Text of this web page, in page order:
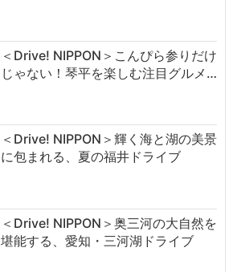
＜Drive! NIPPON＞こんぴら参りだけ
じゃない！琴平を楽しむ注目グルメ…
＜Drive! NIPPON＞輝く海と湖の美景
に包まれる、夏の福井ドライブ
＜Drive! NIPPON＞奥三河の大自然を
堪能する、愛知・三河湖ドライブ